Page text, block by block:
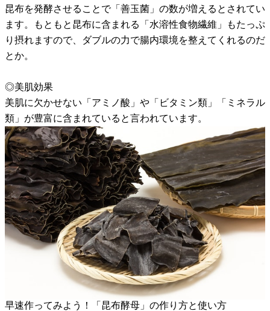
昆布を発酵させることで「善玉菌」の数が増えるとされてい
ます。もともと昆布に含まれる「水溶性食物繊維」もたっぷ
り摂れますので、ダブルの力で腸内環境を整えてくれるのだ
とか。
◎美肌効果
美肌に欠かせない「アミノ酸」や「ビタミン類」「ミネラル
類」が豊富に含まれていると言われています。
早速作ってみよう！「昆布酵母」の作り方と使い方